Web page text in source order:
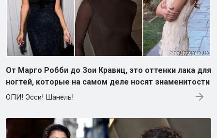
От Марго Робби до Зои Кравиц, это оттенки лака для
ногтей, которые на самом деле носят знаменитости
ОПИ! Эсси! Шанель!